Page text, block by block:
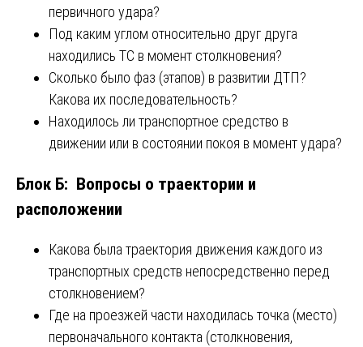
первичного удара?
Под каким углом относительно друг друга
находились ТС в момент столкновения?
Сколько было фаз (этапов) в развитии ДТП?
Какова их последовательность?
Находилось ли транспортное средство в
движении или в состоянии покоя в момент удара?
Блок Б: Вопросы о траектории и
расположении
Какова была траектория движения каждого из
транспортных средств непосредственно перед
столкновением?
Где на проезжей части находилась точка (место)
первоначального контакта (столкновения,